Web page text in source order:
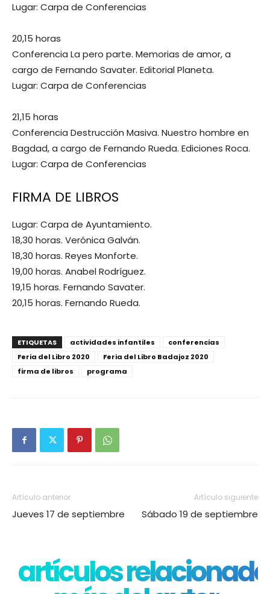
Lugar: Carpa de Conferencias
20,15 horas
Conferencia La pero parte. Memorias de amor, a
cargo de Fernando Savater. Editorial Planeta.
Lugar: Carpa de Conferencias
21,15 horas
Conferencia Destrucción Masiva. Nuestro hombre en
Bagdad, a cargo de Fernando Rueda. Ediciones Roca.
Lugar: Carpa de Conferencias
FIRMA DE LIBROS
Lugar: Carpa de Ayuntamiento.
18,30 horas. Verónica Galván.
18,30 horas. Reyes Monforte.
19,00 horas. Anabel Rodríguez.
19,15 horas. Fernando Savater.
20,15 horas. Fernando Rueda.
ETIQUETAS actividades infantiles
conferencias
Feria del Libro 2020
Feria del Libro Badajoz 2020
firma de libros
programa
Artículo anterior
Jueves 17 de septiembre
Artículo siguiente
Sábado 19 de septiembre
artículos